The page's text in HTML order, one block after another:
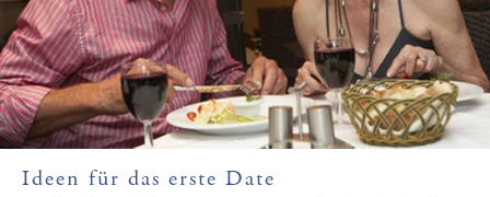
Ideen für das erste Date